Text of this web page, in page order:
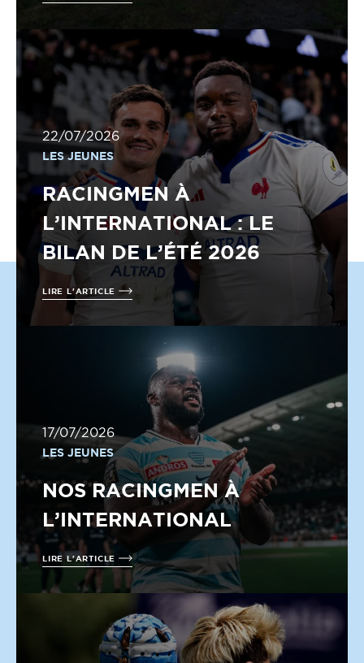
22/07/2026
LES JEUNES
RACINGMEN À
L’INTERNATIONAL : LE
BILAN DE L’ÉTÉ 2026
LIRE L'ARTICLE
17/07/2026
LES JEUNES
NOS RACINGMEN À
L’INTERNATIONAL
LIRE L'ARTICLE